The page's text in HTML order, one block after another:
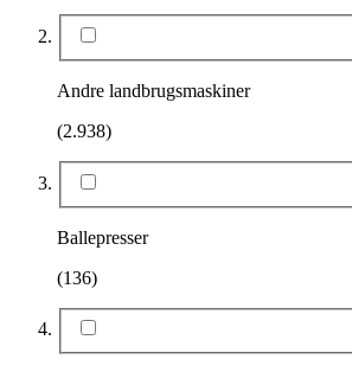
Andre landbrugsmaskiner
(2.938)
Ballepresser
(136)